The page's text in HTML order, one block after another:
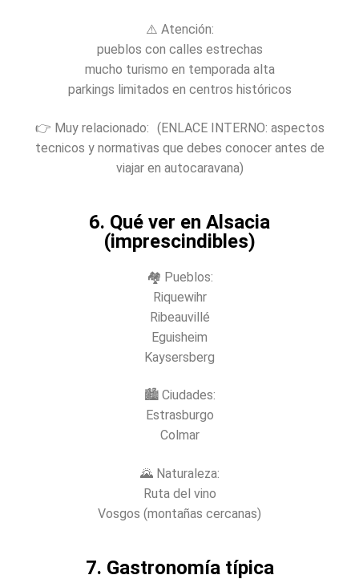
⚠️ Atención:
pueblos con calles estrechas
mucho turismo en temporada alta
parkings limitados en centros históricos
👉 Muy relacionado: (ENLACE INTERNO: aspectos
tecnicos y normativas que debes conocer antes de
viajar en autocaravana)
6. Qué ver en Alsacia
(imprescindibles)
🏘️ Pueblos:
Riquewihr
Ribeauvillé
Eguisheim
Kaysersberg
🏙️ Ciudades:
Estrasburgo
Colmar
🌄 Naturaleza:
Ruta del vino
Vosgos (montañas cercanas)
7. Gastronomía típica